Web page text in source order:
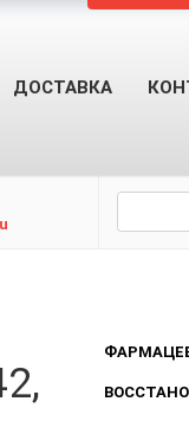
ДОСТАВКА